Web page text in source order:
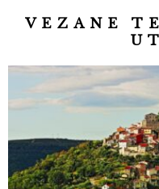
VEZANE